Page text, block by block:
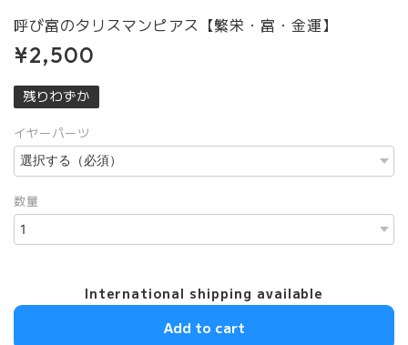
呼び富のタリスマンピアス【繁栄・富・金運】
¥2,500
残りわずか
イヤーパーツ
数量
International shipping available
Add to cart